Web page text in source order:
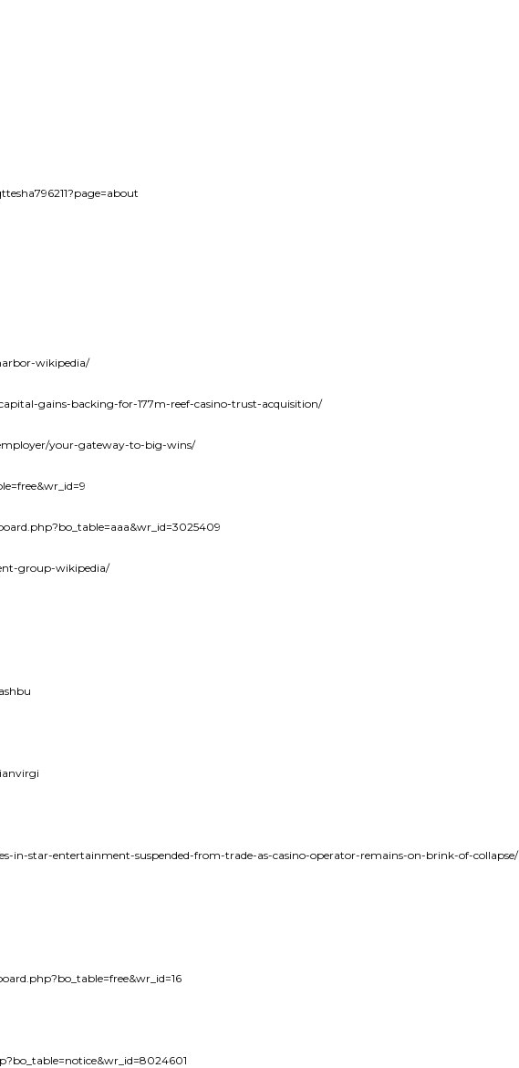
wikipedia/
gains-backing-for-177m-reef-casino-trust-acquisition/
your-gateway-to-big-wins/
group-wikipedia/
in-star-entertainment-suspended-from-trade-as-casino-operator-remains-on-brink-of-collapse/